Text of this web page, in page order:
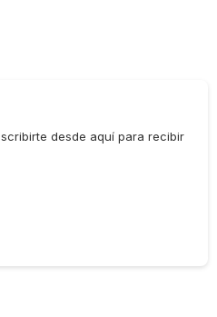
desde aquí para recibir